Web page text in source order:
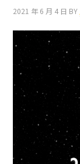
2021 年 6 月 4 日 BY